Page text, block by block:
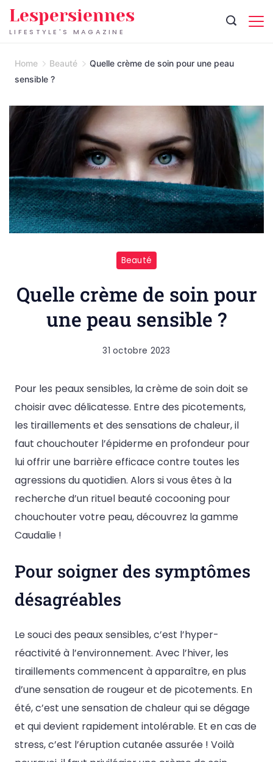
Skip
toLIFESTYLE'S MAGAZINE
Lespersiennes
Home Beauté
Quelle crème de soin pour une peau
sensible ?
Beauté
Quelle crème de soin pour
une peau sensible ?
31 octobre 2023
Pour les peaux sensibles, la crème de soin doit se
choisir avec délicatesse. Entre des picotements,
les tiraillements et des sensations de chaleur, il
faut chouchouter l’épiderme en profondeur pour
lui offrir une barrière efficace contre toutes les
agressions du quotidien. Alors si vous êtes à la
recherche d’un rituel beauté cocooning pour
chouchouter votre peau, découvrez la gamme
Caudalie !
Pour soigner des symptômes
désagréables
Le souci des peaux sensibles, c’est l’hyper-
réactivité à l’environnement. Avec l’hiver, les
tiraillements commencent à apparaître, en plus
d’une sensation de rougeur et de picotements. En
été, c’est une sensation de chaleur qui se dégage
et qui devient rapidement intolérable. Et en cas de
stress, c’est l’éruption cutanée assurée ! Voilà